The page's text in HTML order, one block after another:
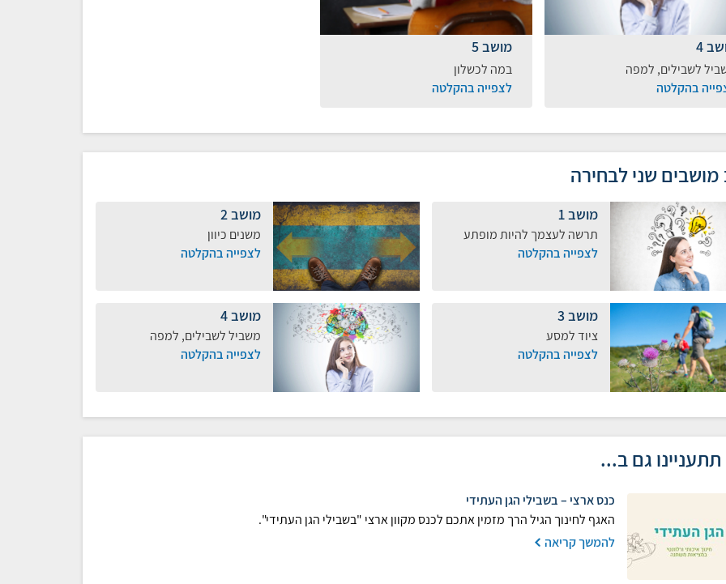
4
לשבילים, למפה
בהקלטה
מושב 5
במה לכשלון
לצפייה בהקלטה
שני לבחירה
מושב 1
תרשה לעצמך להיות מופתע
לצפייה בהקלטה
מושב 3
ציוד למסע
לצפייה בהקלטה
מושב 2
משנים כיוון
לצפייה בהקלטה
מושב 4
משביל לשבילים, למפה
לצפייה בהקלטה
תתעניינו גם ב...
כנס ארצי – בשבילי הגן העתידי
האגף לחינוך הגיל הרך מזמין אתכם לכנס מקוון ארצי "בשבילי הגן העתידי".
להמשך קריאה